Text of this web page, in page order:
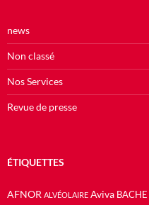
news
Non classé
Nos Services
Revue de presse
ÉTIQUETTES
AFNOR ALVÉOLAIRE Aviva BACHE